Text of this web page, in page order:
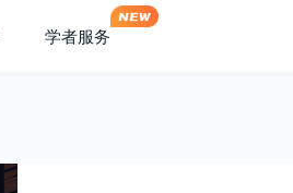
学者服务